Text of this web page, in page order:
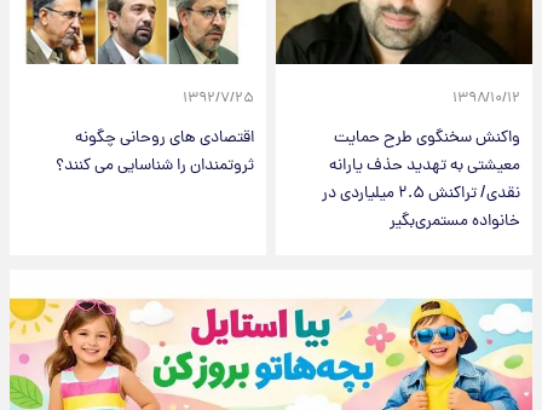
۱۳۹۸/۱۰/۱۲
واکنش سخنگوی طرح حمایت
معیشتی به تهدید حذف یارانه
نقدی/ تراکنش ۲.۵ میلیاردی در
خانواده مستمری‌بگیر
۱۳۹۲/۷/۲۵
اقتصادی های روحانی چگونه
ثروتمندان را شناسایی می کنند؟